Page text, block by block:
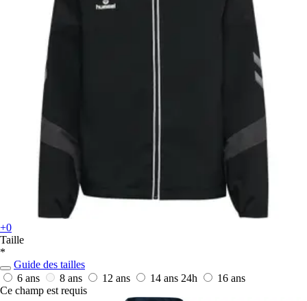
+0
Taille
*
Guide des tailles
6 ans
8 ans 12 ans 14 ans 24h
16 ans
Ce champ est requis